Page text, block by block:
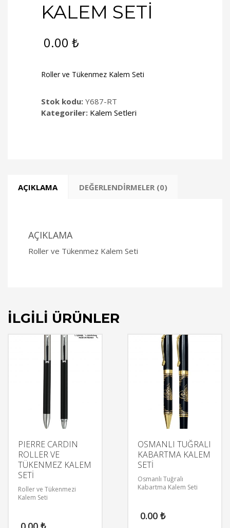
KALEM SETİ
0.00 ₺
Roller ve Tükenmez Kalem Seti
Stok kodu: Y687-RT
Kategoriler: Kalem Setleri
AÇIKLAMA DEĞERLENDIRMELER (0)
AÇIKLAMA
Roller ve Tükenmez Kalem Seti
İLGILI ÜRÜNLER
PIERRE CARDIN
ROLLER VE
TÜKENMEZ KALEM
SETİ
Roller ve Tükenmezi
Kalem Seti
OSMANLI TUĞRALI
KABARTMA KALEM
SETİ
Osmanlı Tuğralı
Kabartma Kalem Seti
0.00 ₺